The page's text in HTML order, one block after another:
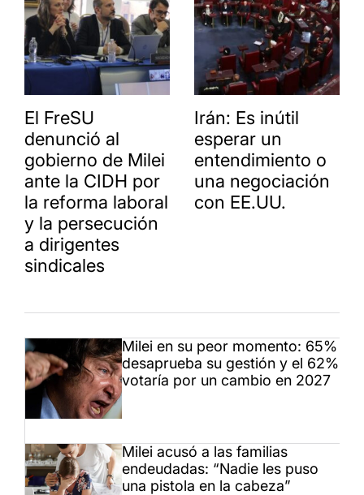
El FreSU
denunció al
gobierno de Milei
ante la CIDH por
la reforma laboral
y la persecución
a dirigentes
sindicales
Irán: Es inútil
esperar un
entendimiento o
una negociación
con EE.UU.
Milei en su peor momento: 65%
desaprueba su gestión y el 62%
votaría por un cambio en 2027
Milei acusó a las familias
endeudadas: “Nadie les puso
una pistola en la cabeza”